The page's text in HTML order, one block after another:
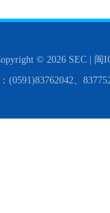
© 2026 SEC | 闽
、